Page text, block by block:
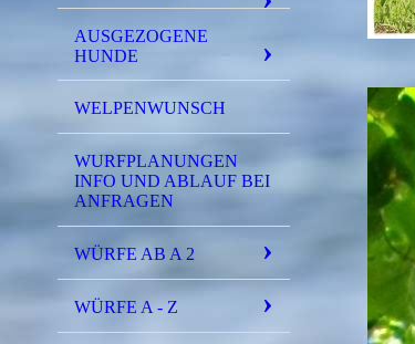
AUSGEZOGENE
HUNDE
WELPENWUNSCH
WURFPLANUNGEN
INFO UND ABLAUF BEI
ANFRAGEN
WÜRFE AB A 2
WÜRFE A - Z